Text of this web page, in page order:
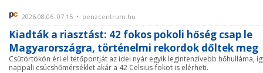
2026.08.06. 07:15 • penzcentrum.hu
Kiadták a riasztást: 42 fokos pokoli hőség csap le
Magyarországra, történelmi rekordok dőltek meg
Csütörtökön éri el tetőpontját az idei nyár egyik legintenzívebb hőhulláma,
nappali csúcshőmérséklet akár a 42 Celsius-fokot is elérheti.